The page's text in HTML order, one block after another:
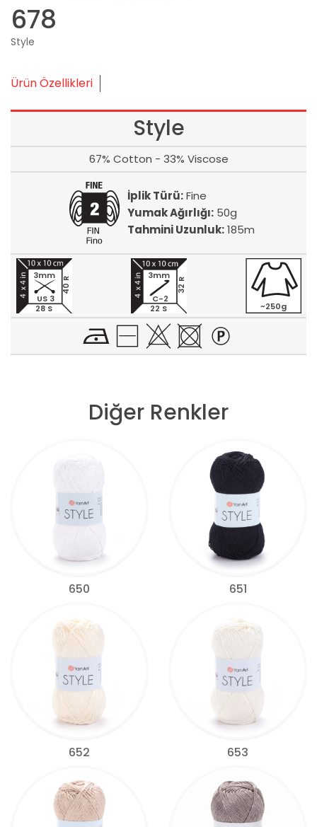
678
Style
Ürün Özellikleri
Style
67% Cotton - 33% Viscose
İplik Türü:Fine
Yumak Ağırlığı: 50g
Tahmini Uzunluk:185m
28 S
40 R
3mm
US 3
22 S
32 R
3mm
C-2
~250g
Diğer Renkler
650 651
652 653